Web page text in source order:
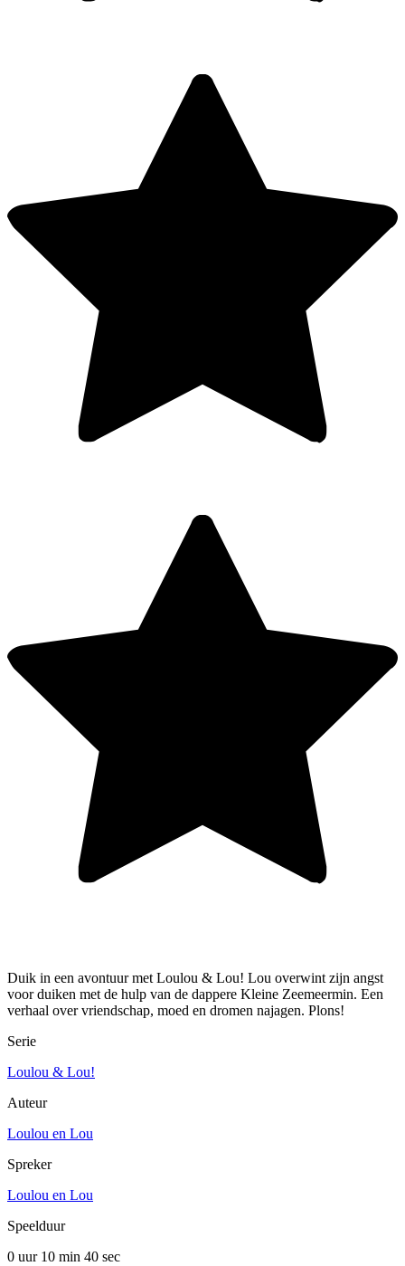
Duik in een avontuur met Loulou & Lou! Lou overwint zijn angst
voor duiken met de hulp van de dappere Kleine Zeemeermin. Een
verhaal over vriendschap, moed en dromen najagen. Plons!
Serie
Loulou & Lou!
Auteur
Loulou en Lou
Spreker
Loulou en Lou
Speelduur
0 uur 10 min 40 sec